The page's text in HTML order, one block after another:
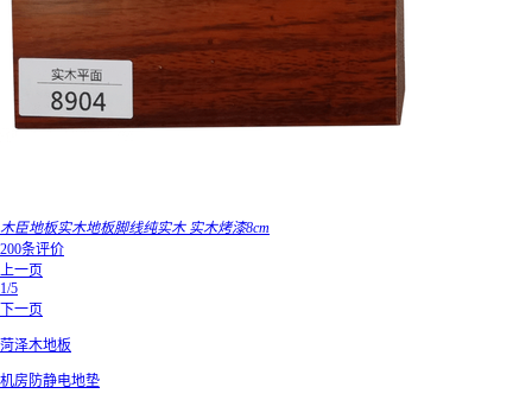
木臣地板实木地板脚线纯实木 实木烤漆8cm
200条评价
上一页
1/5
下一页
菏泽木地板
机房防静电地垫